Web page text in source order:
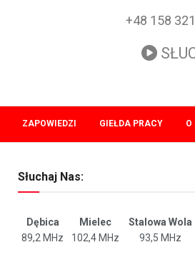
+48 158
ZAPOWIEDZI GIEŁDA PRACY O
Słuchaj Nas:
Dębica Mielec Stalowa Wola
89,2 MHz
102,4 MHz 93,5 MHz